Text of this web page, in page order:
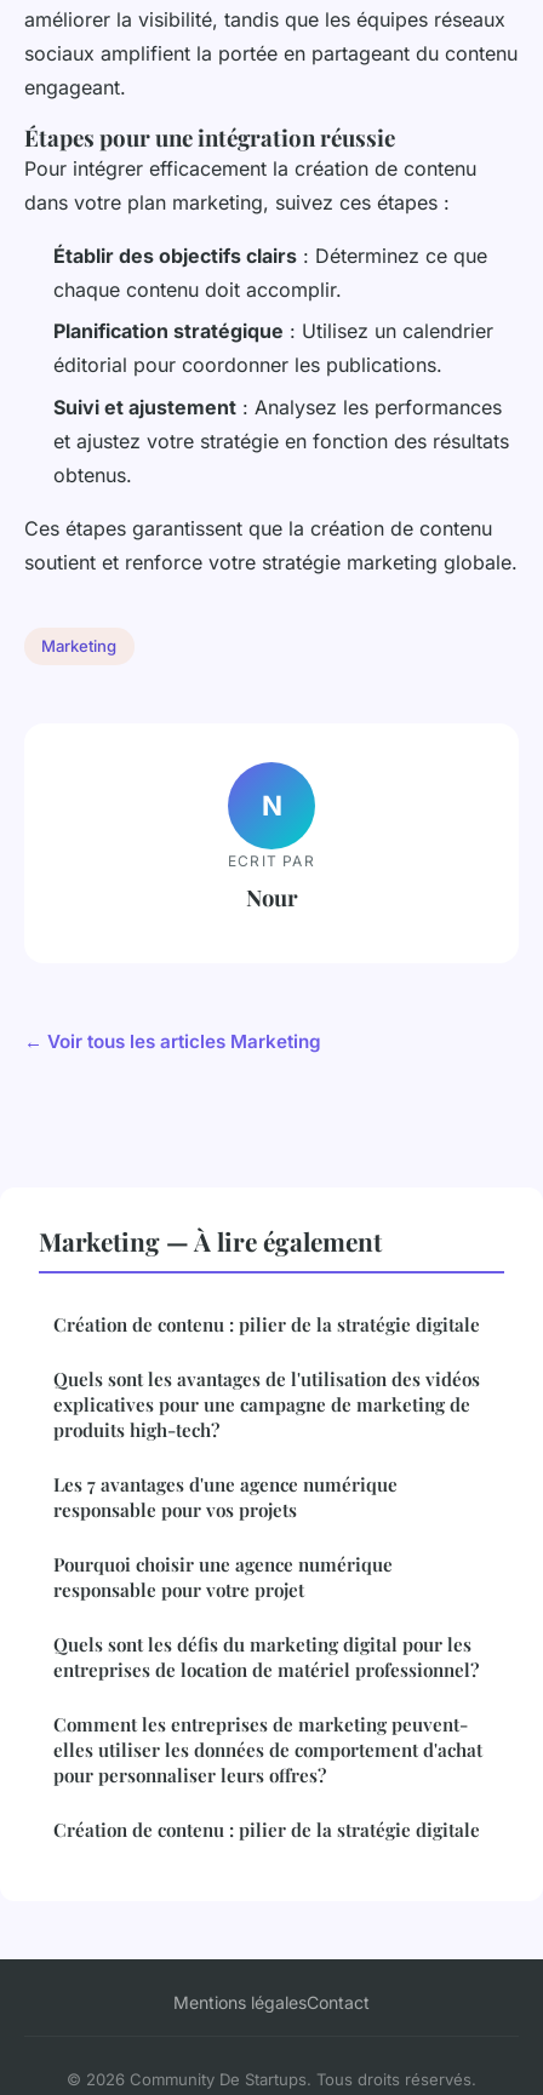
améliorer la visibilité, tandis que les équipes réseaux
sociaux amplifient la portée en partageant du contenu
engageant.
Étapes pour une intégration réussie
Pour intégrer efficacement la création de contenu
dans votre plan marketing, suivez ces étapes :
Établir des objectifs clairs : Déterminez ce que
chaque contenu doit accomplir.
Planification stratégique : Utilisez un calendrier
éditorial pour coordonner les publications.
Suivi et ajustement : Analysez les performances
et ajustez votre stratégie en fonction des résultats
obtenus.
Ces étapes garantissent que la création de contenu
soutient et renforce votre stratégie marketing globale.
Marketing
N
ECRIT PAR
Nour
← Voir tous les articles Marketing
Marketing — À lire également
Création de contenu : pilier de la stratégie digitale
Quels sont les avantages de l'utilisation des vidéos
explicatives pour une campagne de marketing de
produits high-tech?
Les 7 avantages d'une agence numérique
responsable pour vos projets
Pourquoi choisir une agence numérique
responsable pour votre projet
Quels sont les défis du marketing digital pour les
entreprises de location de matériel professionnel?
Comment les entreprises de marketing peuvent-
elles utiliser les données de comportement d'achat
pour personnaliser leurs offres?
Création de contenu : pilier de la stratégie digitale
Mentions légalesContact
© 2026 Community De Startups. Tous droits réservés.